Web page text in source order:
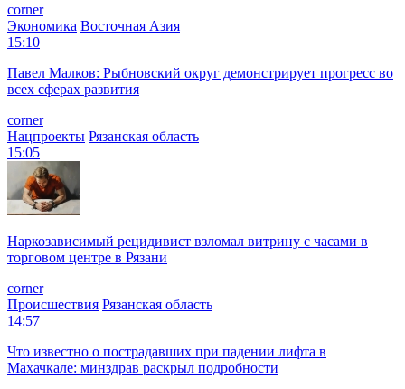
corner
Экономика Восточная Азия
15:10
Павел Малков: Рыбновский округ демонстрирует прогресс во
всех сферах развития
corner
Нацпроекты Рязанская область
15:05
Наркозависимый рецидивист взломал витрину с часами в
торговом центре в Рязани
corner
Происшествия Рязанская область
14:57
Что известно о пострадавших при падении лифта в
Махачкале: минздрав раскрыл подробности